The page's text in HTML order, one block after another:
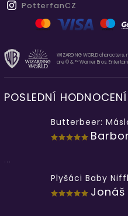
PotterfanCZ
WIZARDING WORLD
are © & ™ Warner Bros.
POSLEDNÍ
Butterbeer:
...
Plyšáci Baby
Jonáš